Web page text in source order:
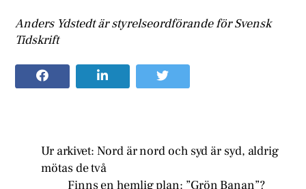
Anders Ydstedt är styrelseordförande för Svensk
Tidskrift
Ur arkivet: Nord är nord och syd är syd, aldrig
mötas de två
Finns en hemlig plan: ”Grön Banan”?